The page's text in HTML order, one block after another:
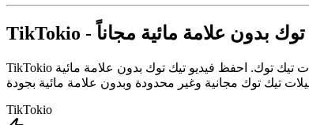
TikTokio بدون علامة مائية مجاناً
TikTokio